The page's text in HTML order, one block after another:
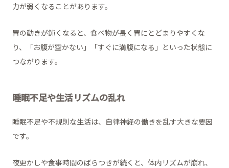
力が弱くなることがあります。
胃の動きが鈍くなると、食べ物が長く胃にとどまりやすくな
り、「お腹が空かない」「すぐに満腹になる」といった状態に
つながります。
睡眠不足や生活リズムの乱れ
睡眠不足や不規則な生活は、自律神経の働きを乱す大きな要因
です。
夜更かしや食事時間のばらつきが続くと、体内リズムが崩れ、